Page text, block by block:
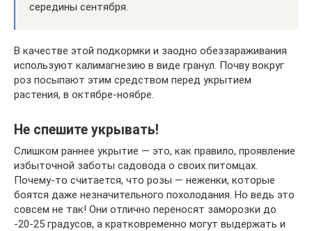
середины сентября.
В качестве этой подкормки и заодно обеззараживания
используют калимагнезию в виде гранул. Почву вокруг
роз посыпают этим средством перед укрытием
растения, в октябре-ноябре.
Не спешите укрывать!
Слишком раннее укрытие — это, как правило, проявление
избыточной заботы садовода о своих питомцах.
Почему-то считается, что розы — неженки, которые
боятся даже незначительного похолодания. Но ведь это
совсем не так! Они отлично переносят заморозки до
-20-25 градусов, а кратковременно могут выдержать и